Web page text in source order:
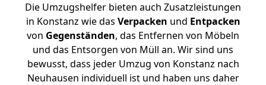
Die Umzugshelfer bieten auch Zusatzleistungen
in Konstanz wie das Verpacken und Entpacken
von Gegenständen, das Entfernen von Möbeln
und das Entsorgen von Müll an. Wir sind uns
bewusst, dass jeder Umzug von Konstanz nach
Neuhausen individuell ist und haben uns daher